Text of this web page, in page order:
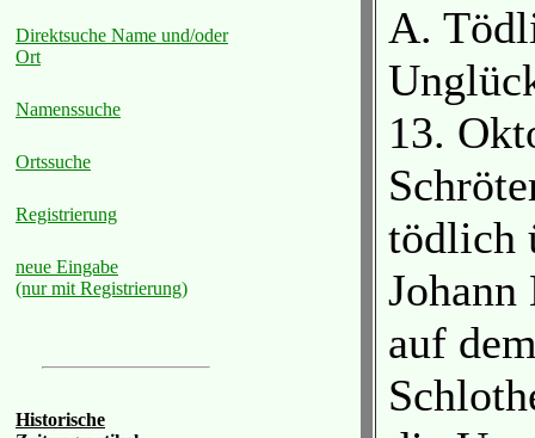
Direktsuche Name und/oder
Ort
Namenssuche
Ortssuche
Registrierung
neue Eingabe
(nur mit Registrierung)
Historische
A.
13.
tödlich
auf